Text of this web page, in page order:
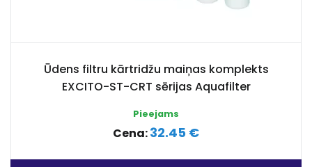
Ūdens filtru kārtridžu maiņas komplekts
EXCITO-ST-CRT sērijas Aquafilter
Pieejams
Cena:32.45 €